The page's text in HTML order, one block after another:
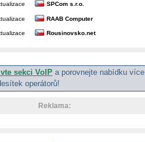
SPCom s.r.o.
RAAB Computer
Rousinovsko.net
sekci VoIP a porovnejte nabídku více
operátorů!
Reklama: